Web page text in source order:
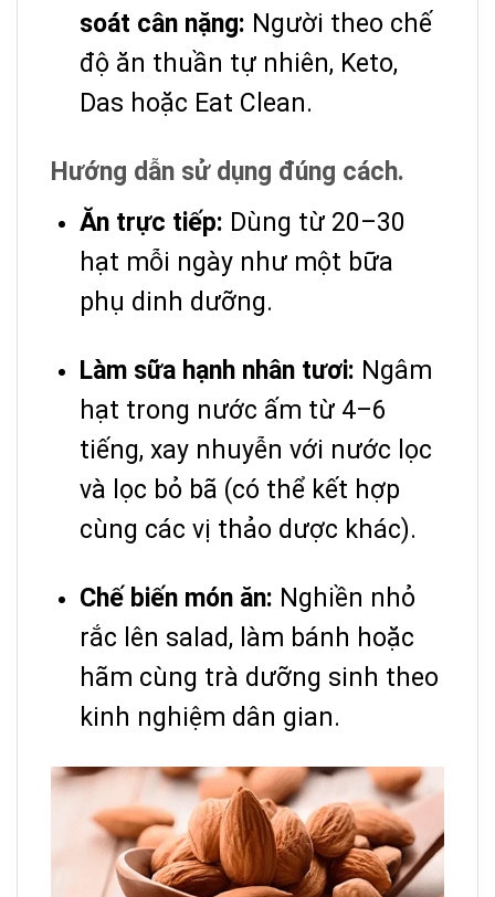
soát cân nặng: Người theo chế
độ ăn thuần tự nhiên, Keto,
Das hoặc Eat Clean.
Hướng dẫn sử dụng đúng cách.
Ăn trực tiếp: Dùng từ 20–30
hạt mỗi ngày như một bữa
phụ dinh dưỡng.
Làm sữa hạnh nhân tươi: Ngâm
hạt trong nước ấm từ 4–6
tiếng, xay nhuyễn với nước lọc
và lọc bỏ bã (có thể kết hợp
cùng các vị thảo dược khác).
Chế biến món ăn: Nghiền nhỏ
rắc lên salad, làm bánh hoặc
hãm cùng trà dưỡng sinh theo
kinh nghiệm dân gian.